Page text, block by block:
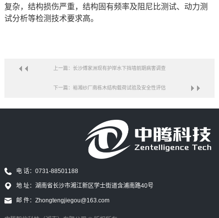
复杂，结构损伤严重，结构固有频率及阻尼比测试、动力测
试分析等检测技术要求高。
上一篇：长沙傅家洲现有护岸水下挡墙前期病害调查
下一篇：裕湘纱厂南栋木结构载荷试验及安全性评估
电 话：0731-88501188
地 址：湖南省长沙市湘江新区学士街道含浦南路40号
邮 件：Zhongtengjiegou@163.com